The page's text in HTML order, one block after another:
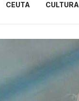
CEUTA CULTURA